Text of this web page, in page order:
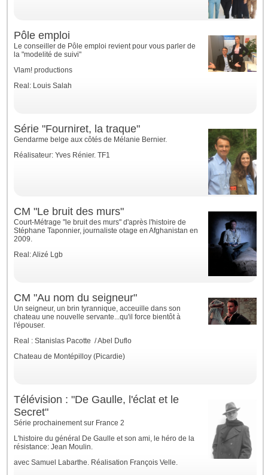
Pôle emploi
Le conseiller de Pôle emploi revient pour vous parler de
la "modelité de suivi"
Vlam! productions
Real: Louis Salah
Série "Fourniret, la traque"
Gendarme belge aux côtés de Mélanie Bernier.
Réalisateur: Yves Rénier. TF1
CM "Le bruit des murs"
Court-Métrage "le bruit des murs" d'après l'histoire de
Stéphane Taponnier, journaliste otage en Afghanistan en
2009.
Real: Alizé Lgb
CM "Au nom du seigneur"
Un seigneur, un brin tyrannique, acceuille dans son
chateau une nouvelle servante...qu'il force bientôt à
l'épouser.
Real : Stanislas Pacotte / Abel Duflo
Chateau de Montépilloy (Picardie)
Télévision : "De Gaulle, l'éclat et le
Secret"
Série prochainement sur France 2
L'histoire du général De Gaulle et son ami, le héro de la
résistance: Jean Moulin.
avec Samuel Labarthe. Réalisation François Velle.